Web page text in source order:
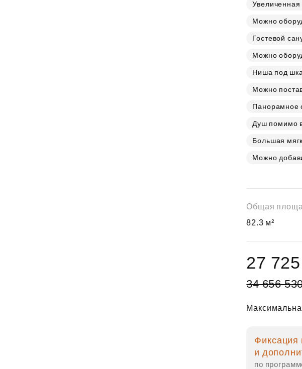
34 656
27
Фиксация
и
по
Можно
Гостевой
Можно
Ниша под
Можно
Панорамное
Душ помимо
Большая
Можно
Общая
82.3 м²